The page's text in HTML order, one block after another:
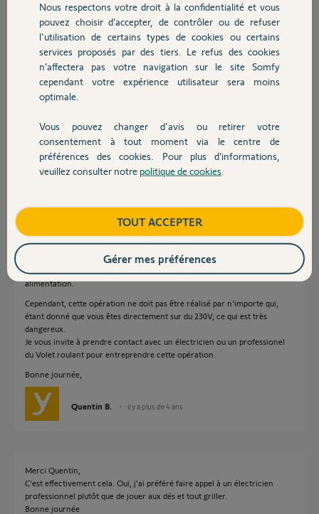
Chauffage
Autres produits
Devis avec un pro
Contact
il y a plus de 4 ans
Participer au fil de discussion
Réponses
Bonjour Patrick,
Le fil Marron correspond à la Montée du Moteur.
Pour faire descendre votre moteur, il faut donc relier le fil Noir avec la
phase de votre alimentation.
Penser à cabler également le fil Bleu avec le neutre de votre
alimentation.
Cependant, cette opération ne doit pas être réalisé par n'importe qui,
étant donné que vous êtes directement sur du 230V, ce qui est très
dangereux.
Je vous invite à prendre contact avec un électricien ou un professionel
du Volet roulant pour entreprendre cette opération.
Bonne journée,
Quentin B. il y a plus de 4 ans
Merci Quentin,
C'est effectivement cela. Oui, j'ai préféré faire appel à un électricien
professionnel plutôt que de jouer aux dés et tout griller.
Bonne journée
Nous respectons votre droit à la confidentialité et vous
pouvez choisir d’accepter, de contrôler ou de refuser
l'utilisation de certains types de cookies ou certains
services proposés par des tiers. Le refus des cookies
n’affectera pas votre navigation sur le site Somfy
cependant votre expérience utilisateur sera moins
optimale.
Vous pouvez changer d'avis ou retirer votre
consentement à tout moment via le centre de
préférences des cookies. Pour plus d’informations,
veuillez consulter notre politique de cookies
TOUT ACCEPTER
Gérer mes préférences